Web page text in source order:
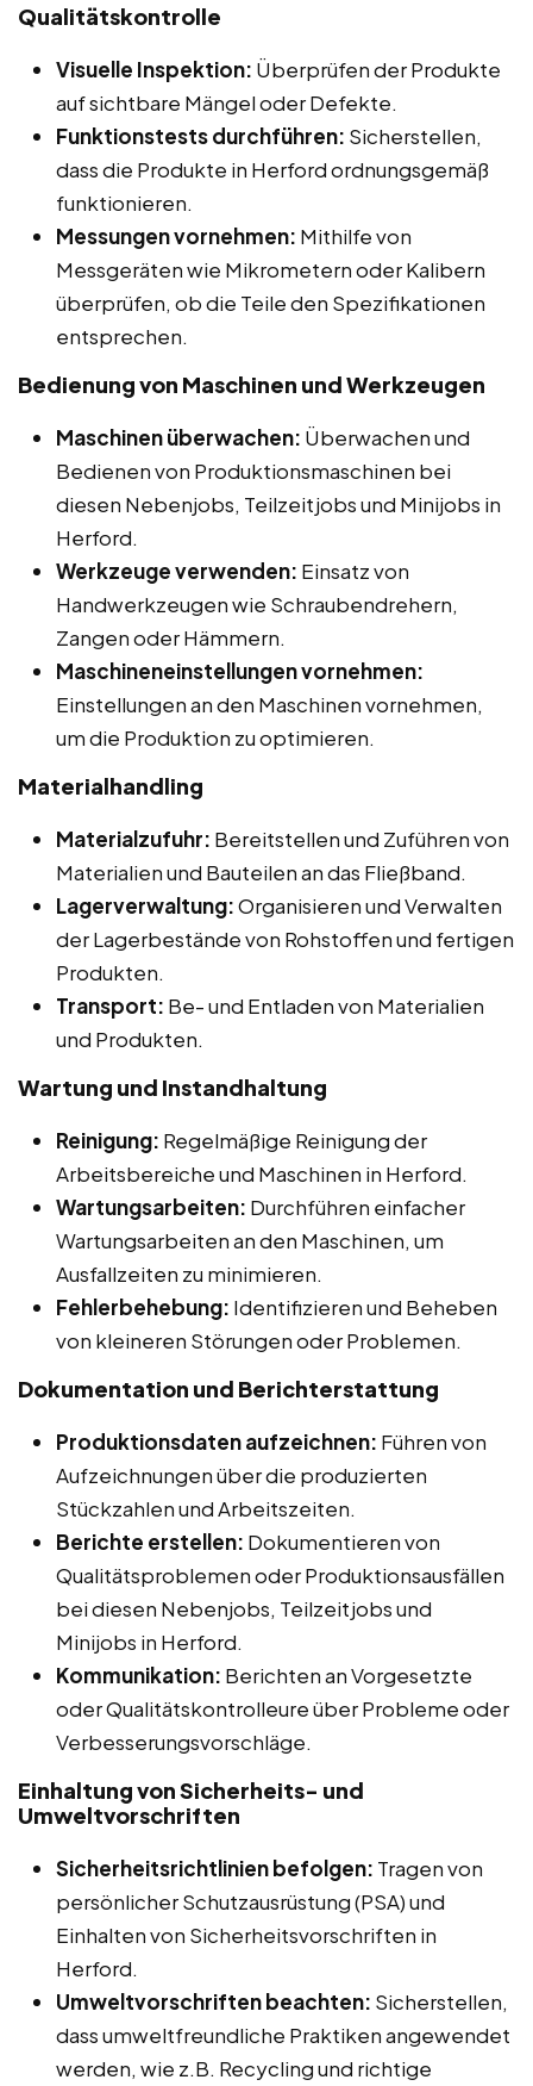
Qualitätskontrolle
Visuelle Inspektion: Überprüfen der Produkte
auf sichtbare Mängel oder Defekte.
Funktionstests durchführen: Sicherstellen,
dass die Produkte in Herford ordnungsgemäß
funktionieren.
Messungen vornehmen: Mithilfe von
Messgeräten wie Mikrometern oder Kalibern
überprüfen, ob die Teile den Spezifikationen
entsprechen.
Bedienung von Maschinen und Werkzeugen
Maschinen überwachen: Überwachen und
Bedienen von Produktionsmaschinen bei
diesen Nebenjobs, Teilzeitjobs und Minijobs in
Herford.
Werkzeuge verwenden: Einsatz von
Handwerkzeugen wie Schraubendrehern,
Zangen oder Hämmern.
Maschineneinstellungen vornehmen:
Einstellungen an den Maschinen vornehmen,
um die Produktion zu optimieren.
Materialhandling
Materialzufuhr: Bereitstellen und Zuführen von
Materialien und Bauteilen an das Fließband.
Lagerverwaltung:Organisieren und Verwalten
der Lagerbestände von Rohstoffen und fertigen
Produkten.
Transport: Be- und Entladen von Materialien
und Produkten.
Wartung und Instandhaltung
Reinigung: Regelmäßige Reinigung der
Arbeitsbereiche und Maschinen in Herford.
Wartungsarbeiten: Durchführen einfacher
Wartungsarbeiten an den Maschinen, um
Ausfallzeiten zu minimieren.
Fehlerbehebung: Identifizieren und Beheben
von kleineren Störungen oder Problemen.
Dokumentation und Berichterstattung
Produktionsdaten aufzeichnen: Führen von
Aufzeichnungen über die produzierten
Stückzahlen und Arbeitszeiten.
Berichte erstellen: Dokumentieren von
Qualitätsproblemen oder Produktionsausfällen
bei diesen Nebenjobs, Teilzeitjobs und
Minijobs in Herford.
Kommunikation: Berichten an Vorgesetzte
oder Qualitätskontrolleure über Probleme oder
Verbesserungsvorschläge.
Einhaltung von Sicherheits- und
Umweltvorschriften
Sicherheitsrichtlinien befolgen: Tragen von
persönlicher Schutzausrüstung (PSA) und
Einhalten von Sicherheitsvorschriften in
Herford.
Umweltvorschriften beachten: Sicherstellen,
dass umweltfreundliche Praktiken angewendet
werden, wie z.B. Recycling und richtige